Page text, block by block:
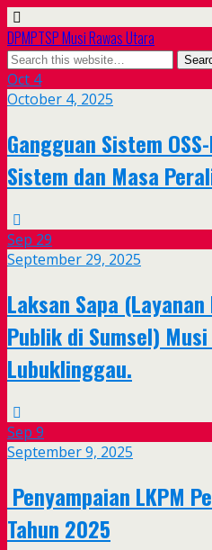
DPMPTSP Musi Rawas Utara
Oct 4
October 4, 2025
Gangguan Sistem
Sistem dan Masa
Sep 29
September 29, 2025
Laksan Sapa
Publik di Sumsel)
Lubuklinggau.
Sep 9
September 9, 2025
Penyampaian LKPM
Tahun 2025